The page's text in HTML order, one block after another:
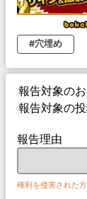
#穴埋め
報告対象の
報告対象の
報告理由
権利を侵害された